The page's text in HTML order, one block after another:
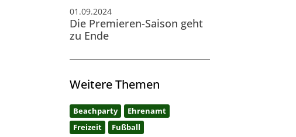
01.09.2024
Die Premieren-Saison geht
zu Ende
Weitere Themen
Beachparty
Ehrenamt
Freizeit
Fußball